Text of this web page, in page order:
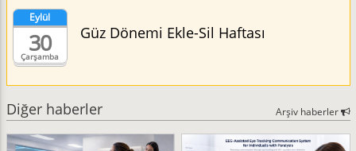
Çarşamba
Eylül
30 Güz Dönemi Ekle-Sil Haftası
Diğer haberler Arşiv haberler